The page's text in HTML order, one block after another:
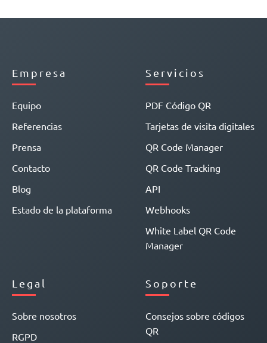
Empresa
Equipo
Referencias
Prensa
Contacto
Blog
Estado de la plataforma
Servicios
PDF Código QR
Tarjetas de visita digitales
QR Code Manager
QR Code Tracking
API
Webhooks
White Label QR Code
Manager
Legal
Sobre nosotros
RGPD
Soporte
Consejos sobre códigos
QR